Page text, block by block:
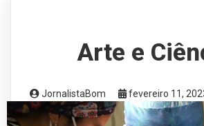
Arte e
JornalistaBom fevereiro 11,